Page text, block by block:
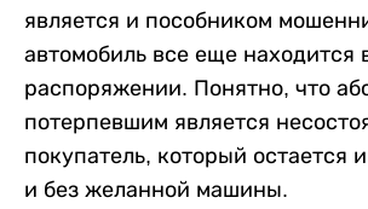
является и пособником
автомобиль все еще находится
распоряжении. Понятно, что
потерпевшим является
покупатель, который остается
и без желанной машины.